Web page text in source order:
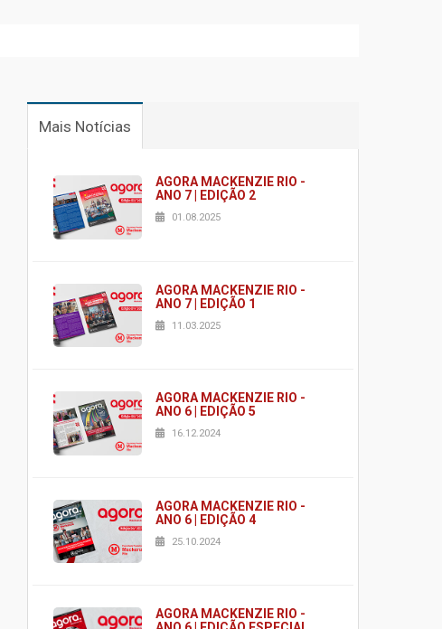
Mais Notícias
AGORA MACKENZIE RIO -
ANO 7 | EDIÇÃO 2
01.08.2025
AGORA MACKENZIE RIO -
ANO 7 | EDIÇÃO 1
11.03.2025
AGORA MACKENZIE RIO -
ANO 6 | EDIÇÃO 5
16.12.2024
AGORA MACKENZIE RIO -
ANO 6 | EDIÇÃO 4
25.10.2024
AGORA MACKENZIE RIO -